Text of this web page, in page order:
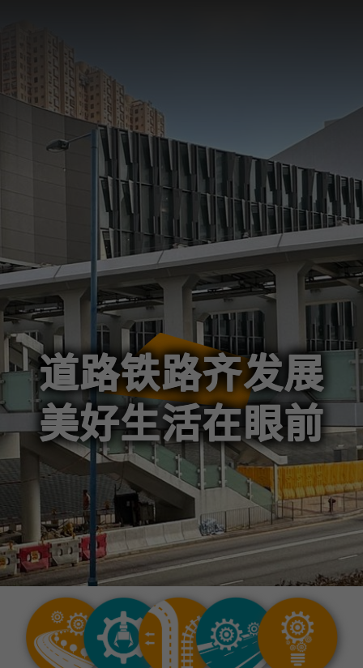
2926 4111
关于我们
道路及铁路网 我们的工程 我们的服务
服务查询
道路铁路齐发展
美好生活在眼前